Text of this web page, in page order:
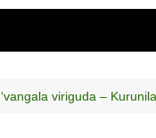
‘vangala viriguda –